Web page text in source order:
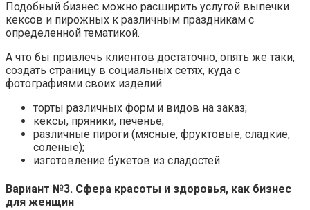
Подобный бизнес можно расширить услугой выпечки
кексов и пирожных к различным праздникам с
определенной тематикой.
А что бы привлечь клиентов достаточно, опять же таки,
создать страницу в социальных сетях, куда с
фотографиями своих изделий.
торты различных форм и видов на заказ;
кексы, пряники, печенье;
различные пироги (мясные, фруктовые, сладкие,
соленые);
изготовление букетов из сладостей.
Вариант №3. Сфера красоты и здоровья, как бизнес
для женщин